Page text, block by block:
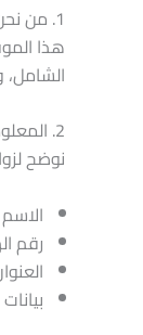
1. من نحن
هذا
2. المعلومات التي لا نقوم بجمعها
نوضح
رقم